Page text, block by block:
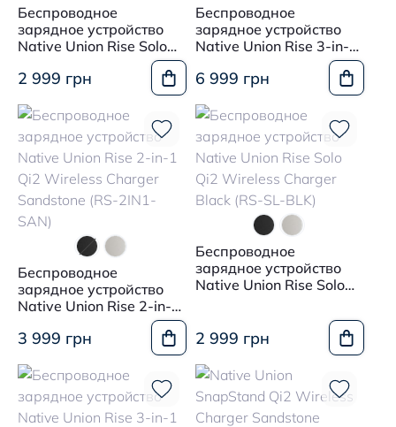
Беспроводное
зарядное устройство
Native Union Rise Solo
Qi2 Wireless Charger
Sandstone (RS-SL-SAN)
2 999 грн
Беспроводное
зарядное устройство
Native Union Rise 3-in-1
Qi2 Wireless Charger
Black (RS-3IN1-BLK-INT)
6 999 грн
Беспроводное
зарядное устройство
Native Union Rise 2-in-1
Qi2 Wireless Charger
Sandstone (RS-2IN1-
3 999 грн
Беспроводное
зарядное устройство
Native Union Rise Solo
2 999 грн